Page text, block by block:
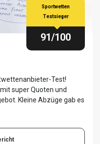
Sportwetten
Testsieger
91/100
Test!
super Quoten und
Kleine Abzüge gab es